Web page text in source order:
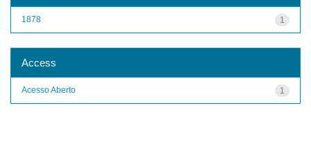
1
1878
Access
1
Acesso Aberto